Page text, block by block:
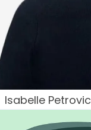
Isabelle Petrovic